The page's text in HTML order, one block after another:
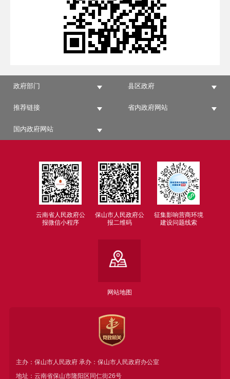
政府部门 县区政府
推荐链接 省内政府网站
国内政府网站
云南省人民政府公
报微信小程序
保山市人民政府公
报二维码
征集影响营商环境
建设问题线索
网站地图
主办：保山市人民政府 承办：保山市人民政府办公室
地址：云南省保山市隆阳区同仁街26号